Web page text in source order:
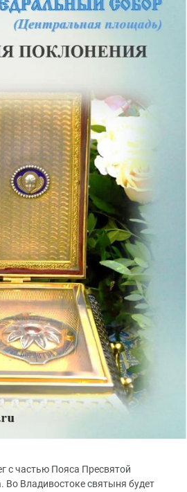
с частью Пояса Пресвятой
Во Владивостоке святыня будет